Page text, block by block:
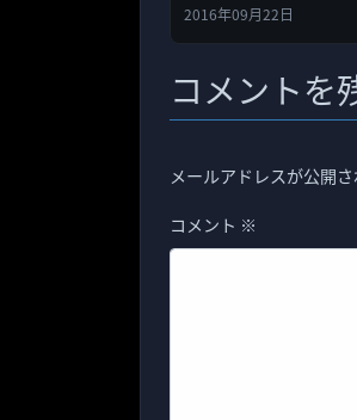
2016年09月22日
コメントを
メールアドレスが公開
コメント ※